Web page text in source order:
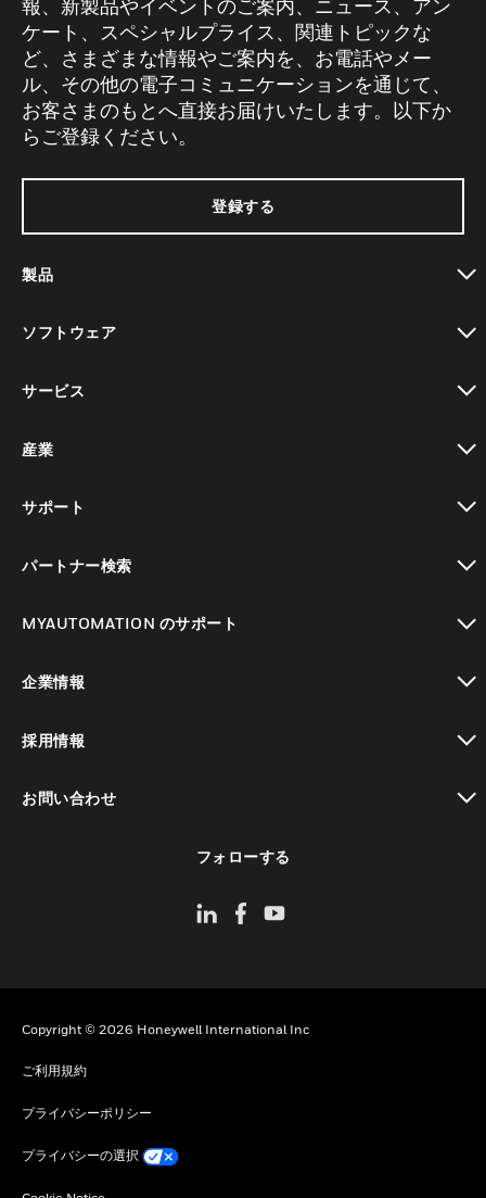
報、新製品やイベントのご案内、ニュース、アン
ケート、スペシャルプライス、関連トピックな
ど、さまざまな情報やご案内を、お電話やメー
ル、その他の電子コミュニケーションを通じて、
お客さまのもとへ直接お届けいたします。以下か
らご登録ください。
登録する
製品
ソフトウェア
サービス
産業
サポート
パートナー検索
MYAUTOMATION のサポート
企業情報
採用情報
お問い合わせ
フォローする
Copyright © 2026 Honeywell International Inc
ご利用規約
プライバシーポリシー
プライバシーの選択